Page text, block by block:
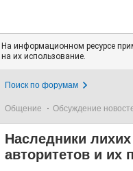
На информационном ресурсе
на их использование.
Поиск по форумам
Общение Обсуждение
Наследники
авторитетов и их